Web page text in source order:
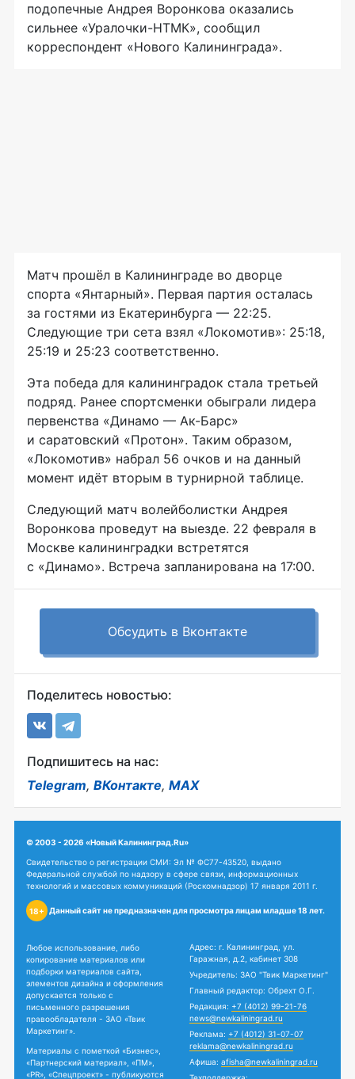
подопечные Андрея Воронкова оказались
сильнее «Уралочки-НТМК», сообщил
корреспондент «Нового Калининграда».
Матч прошёл в Калининграде во дворце
спорта «Янтарный». Первая партия осталась
за гостями из Екатеринбурга — 22:25.
Следующие три сета взял «Локомотив»: 25:18,
25:19 и 25:23 соответственно.
Эта победа для калининградок стала третьей
подряд. Ранее спортсменки обыграли лидера
первенства «Динамо — Ак-Барс»
и саратовский «Протон». Таким образом,
«Локомотив» набрал 56 очков и на данный
момент идёт вторым в турнирной таблице.
Следующий матч волейболистки Андрея
Воронкова проведут на выезде. 22 февраля в
Москве калининградки встретятся
с «Динамо». Встреча запланирована на 17:00.
Обсудить в Вконтакте
Поделитесь новостью:
Подпишитесь на нас:
Telegram, ВКонтакте, MAX
© 2003 - 2026 «Новый Калининград.Ru»
Свидетельство о регистрации СМИ: Эл № ФС77-43520, выдано
Федеральной службой по надзору в сфере связи, информационных
технологий и массовых коммуникаций (Роскомнадзор) 17 января 2011 г.
18+ Данный сайт не предназначен для просмотра лицам младше 18 лет.
Любое использование, либо
копирование материалов или
подборки материалов сайта,
элементов дизайна и оформления
допускается только с
письменного разрешения
правообладателя - ЗАО «Твик
Маркетинг».
Материалы с пометкой «Бизнес»,
«Партнерский материал», «ПМ»,
«PR», «Спецпроект» - публикуются
Адрес: г. Калининград, ул.
Гаражная, д.2, кабинет 308
Учредитель: ЗАО "Твик Маркетинг"
Главный редактор: Обрехт О.Г.
Редакция: +7 (4012) 99-21-76
news@newkaliningrad.ru
Реклама: +7 (4012) 31-07-07
reklama@newkaliningrad.ru
Афиша: afisha@newkaliningrad.ru